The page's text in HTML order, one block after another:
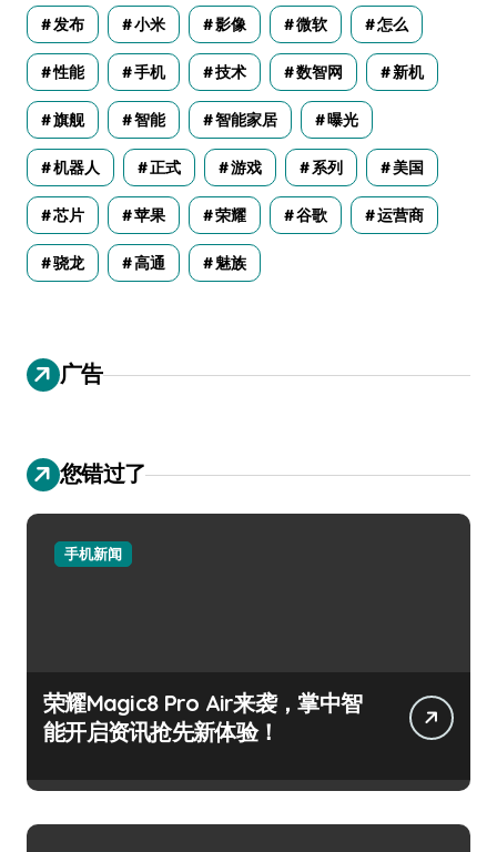
发布 小米 影像 微软 怎么
性能 手机 技术 数智网 新机
旗舰 智能 智能家居 曝光
机器人 正式 游戏 系列 美国
芯片 苹果 荣耀 谷歌 运营商
骁龙 高通 魅族
广告
您错过了
手机新闻
荣耀Magic8 Pro Air来袭，掌中智
能开启资讯抢先新体验！